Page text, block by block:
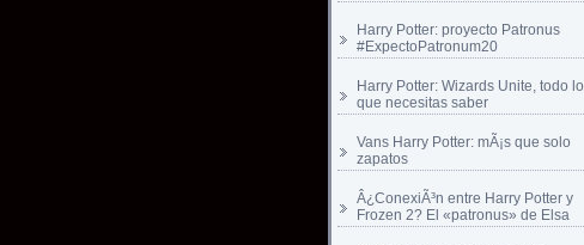
Harry Potter: proyecto Patronus
#ExpectoPatronum20
Harry Potter: Wizards Unite, todo lo
que necesitas saber
Vans Harry Potter: mÃ¡s que solo
zapatos
Â¿ConexiÃ³n entre Harry Potter y
Frozen 2? El «patronus» de Elsa